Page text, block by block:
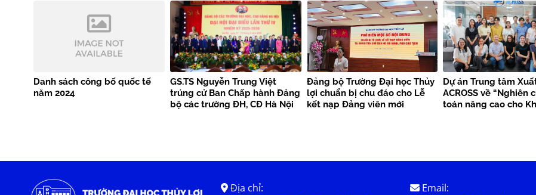
kiện trọng đại
Danh sách công bố quốc tế
năm 2024
GS.TS Nguyễn Trung Việt
trúng cử Ban Chấp hành Đảng
bộ các trường ĐH, CĐ Hà Nội
Đảng bộ Trường Đại học Thủy
lợi chuẩn bị chu đáo cho Lễ
kết nạp Đảng viên mới
Dự án Trung tâm
ACROSS về “Nghiên
toán nâng cao cho
Địa chỉ:
Email: